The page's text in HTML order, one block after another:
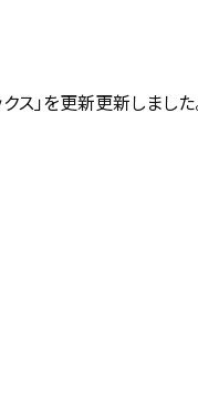
ス」を更新更新しました